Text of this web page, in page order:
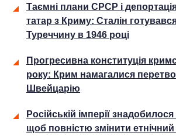
Таємні плани СРСР і
татар з Криму: Сталін
Туреччину в 1946 році
Прогресивна конституція
року: Крим намагалися
Швейцарію
Російській імперії
щоб повністю змінити